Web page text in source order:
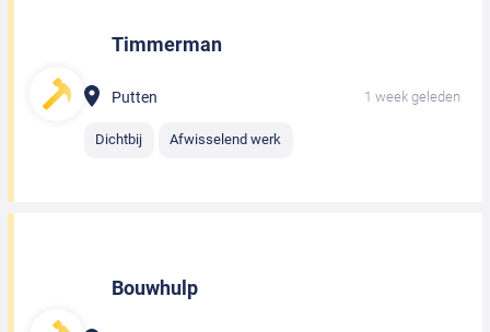
Timmerman
Putten 1 week geleden
Dichtbij Afwisselend werk
Bouwhulp